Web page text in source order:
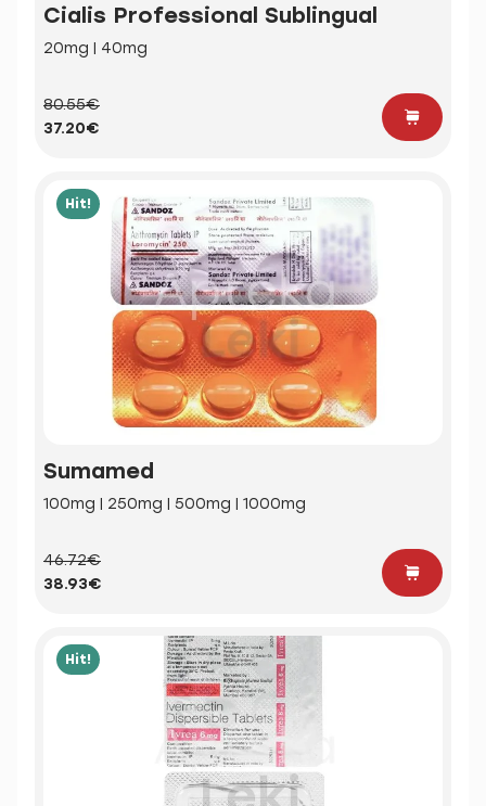
Cialis Professional Sublingual
20mg | 40mg
80.55€
37.20€
Hit!
Sumamed
100mg | 250mg | 500mg | 1000mg
46.72€
38.93€
Hit!